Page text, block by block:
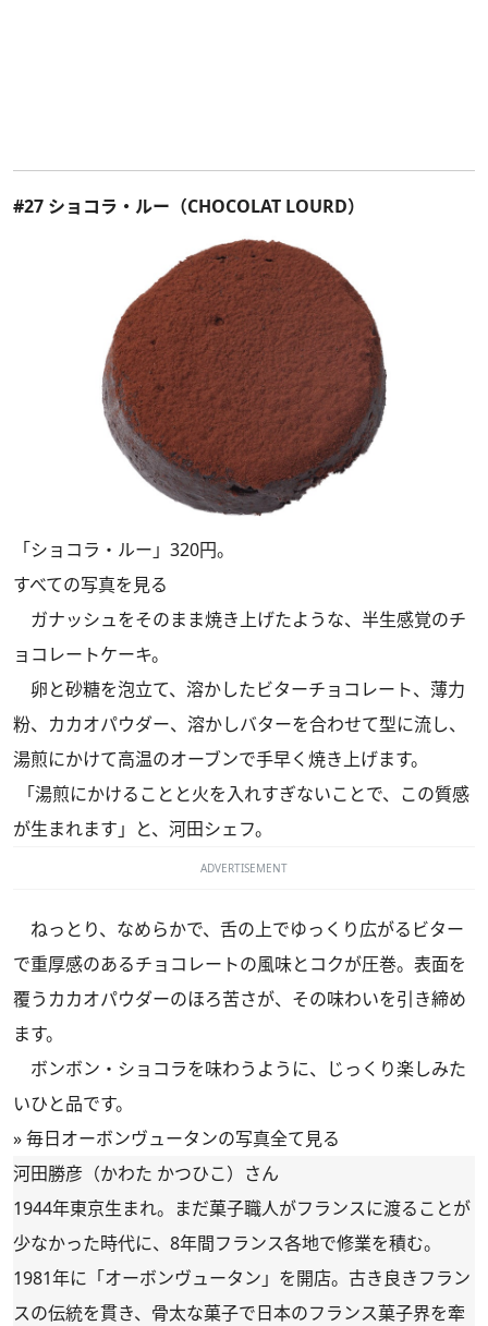
#27 ショコラ・ルー（CHOCOLAT LOURD）
「ショコラ・ルー」320円。
すべての写真を見る
ガナッシュをそのまま焼き上げたような、半生感覚のチ
ョコレートケーキ。
卵と砂糖を泡立て、溶かしたビターチョコレート、薄力
粉、カカオパウダー、溶かしバターを合わせて型に流し、
湯煎にかけて高温のオーブンで手早く焼き上げます。
「湯煎にかけることと火を入れすぎないことで、この質感
が生まれます」と、河田シェフ。
ADVERTISEMENT
ねっとり、なめらかで、舌の上でゆっくり広がるビター
で重厚感のあるチョコレートの風味とコクが圧巻。表面を
覆うカカオパウダーのほろ苦さが、その味わいを引き締め
ます。
ボンボン・ショコラを味わうように、じっくり楽しみた
いひと品です。
»毎日オーボンヴュータンの写真全て見る
河田勝彦（かわた かつひこ）さん
1944年東京生まれ。まだ菓子職人がフランスに渡ることが
少なかった時代に、8年間フランス各地で修業を積む。
1981年に「オーボンヴュータン」を開店。古き良きフラン
スの伝統を貫き、骨太な菓子で日本のフランス菓子界を牽